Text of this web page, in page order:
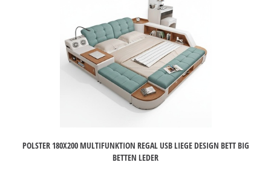
POLSTER 180X200 MULTIFUNKTION REGAL USB LIEGE DESIGN BETT BIG
BETTEN LEDER